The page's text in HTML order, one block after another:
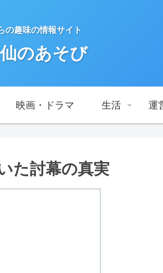
の趣味の情報サイト
のあそび
映画・ドラマ 生活 運
た討幕の真実